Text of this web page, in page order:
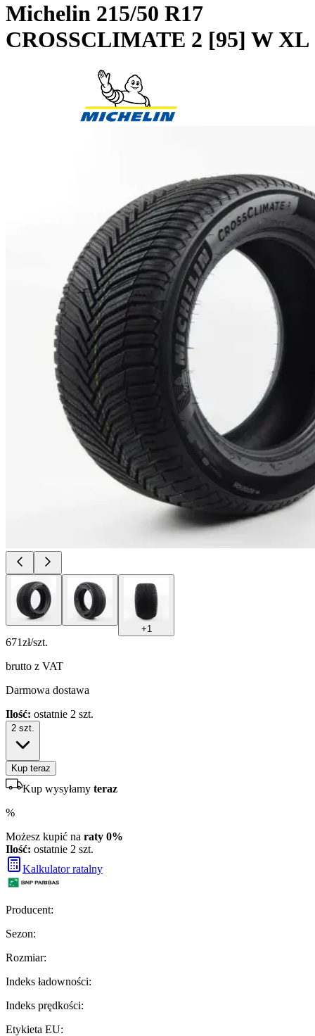
Michelin 215/50 R17
CROSSCLIMATE 2 [95] W XL
+1
671zł/szt.
brutto z VAT
Darmowa dostawa
Ilość: ostatnie 2 szt.
2 szt.
Kup teraz
Kup wysyłamy teraz
%
Możesz kupić na raty 0%
Ilość: ostatnie 2 szt.
Kalkulator ratalny
Producent:
Sezon:
Rozmiar:
Indeks ładowności:
Indeks prędkości:
Etykieta EU: